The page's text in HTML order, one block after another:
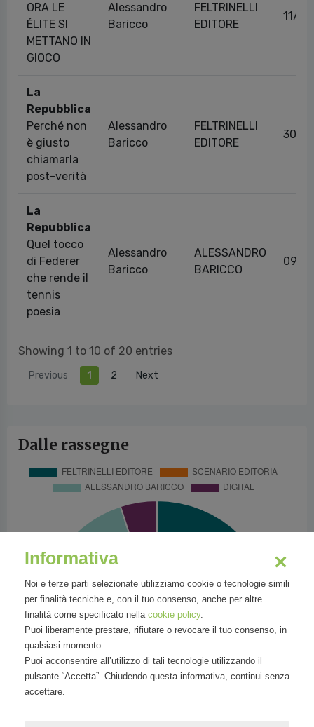
ORA LE
ÉLITE SI
METTANO IN
GIOCO
Alessandro
Baricco
FELTRINELLI
EDITORE
11/
La
Repubblica
Perché non
è giusto
chiamarla
post-verità
Alessandro
Baricco
FELTRINELLI
EDITORE
30/
La
Repubblica
Quel tocco
di Federer
che rende il
tennis
poesia
Alessandro
Baricco
ALESSANDRO
BARICCO
09/
Showing 1 to 10 of 20 entries
Previous 1 2 Next
Dalle rassegne
Informativa
Noi e terze parti selezionate utilizziamo cookie o tecnologie simili
per finalità tecniche e, con il tuo consenso, anche per altre
finalità come specificato nella cookie policy.
Puoi liberamente prestare, rifiutare o revocare il tuo consenso, in
qualsiasi momento.
Puoi acconsentire all’utilizzo di tali tecnologie utilizzando il
pulsante “Accetta”. Chiudendo questa informativa, continui senza
accettare.